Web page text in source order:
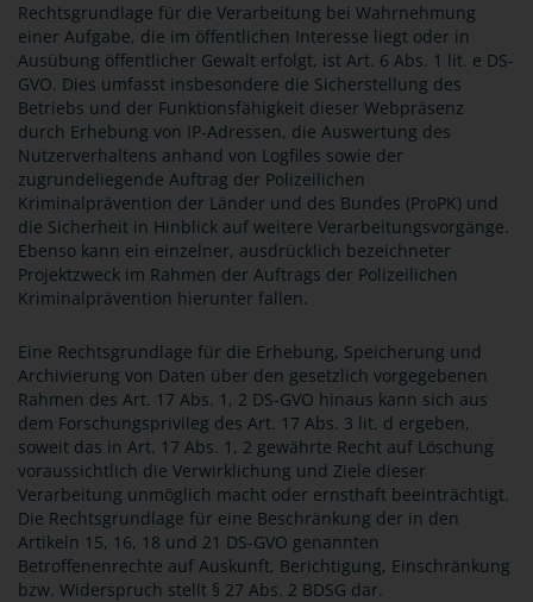
Rechtsgrundlage für die Verarbeitung bei Wahrnehmung
einer Aufgabe, die im öffentlichen Interesse liegt oder in
Ausübung öffentlicher Gewalt erfolgt, ist Art. 6 Abs. 1 lit. e DS-
GVO. Dies umfasst insbesondere die Sicherstellung des
Betriebs und der Funktionsfähigkeit dieser Webpräsenz
durch Erhebung von IP-Adressen, die Auswertung des
Nutzerverhaltens anhand von Logfiles sowie der
zugrundeliegende Auftrag der Polizeilichen
Kriminalprävention der Länder und des Bundes (ProPK) und
die Sicherheit in Hinblick auf weitere Verarbeitungsvorgänge.
Ebenso kann ein einzelner, ausdrücklich bezeichneter
Projektzweck im Rahmen der Auftrags der Polizeilichen
Kriminalprävention hierunter fallen.
Eine Rechtsgrundlage für die Erhebung, Speicherung und
Archivierung von Daten über den gesetzlich vorgegebenen
Rahmen des Art. 17 Abs. 1, 2 DS-GVO hinaus kann sich aus
dem Forschungsprivileg des Art. 17 Abs. 3 lit. d ergeben,
soweit das in Art. 17 Abs. 1, 2 gewährte Recht auf Löschung
voraussichtlich die Verwirklichung und Ziele dieser
Verarbeitung unmöglich macht oder ernsthaft beeinträchtigt.
Die Rechtsgrundlage für eine Beschränkung der in den
Artikeln 15, 16, 18 und 21 DS-GVO genannten
Betroffenenrechte auf Auskunft, Berichtigung, Einschränkung
bzw. Widerspruch stellt § 27 Abs. 2 BDSG dar.